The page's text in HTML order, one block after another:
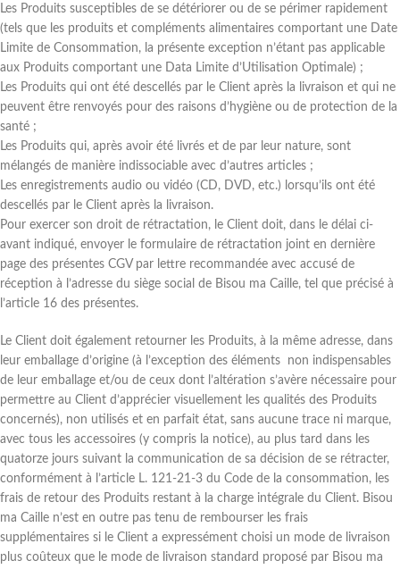
Les Produits susceptibles de se détériorer ou de se périmer rapidement
(tels que les produits et compléments alimentaires comportant une Date
Limite de Consommation, la présente exception n’étant pas applicable
aux Produits comportant une Data Limite d’Utilisation Optimale) ;
Les Produits qui ont été descellés par le Client après la livraison et qui ne
peuvent être renvoyés pour des raisons d’hygiène ou de protection de la
santé ;
Les Produits qui, après avoir été livrés et de par leur nature, sont
mélangés de manière indissociable avec d’autres articles ;
Les enregistrements audio ou vidéo (CD, DVD, etc.) lorsqu’ils ont été
descellés par le Client après la livraison.
Pour exercer son droit de rétractation, le Client doit, dans le délai ci-
avant indiqué, envoyer le formulaire de rétractation joint en dernière
page des présentes CGV par lettre recommandée avec accusé de
réception à l’adresse du siège social de Bisou ma Caille, tel que précisé à
l’article 16 des présentes.
Le Client doit également retourner les Produits, à la même adresse, dans
leur emballage d’origine (à l’exception des éléments non indispensables
de leur emballage et/ou de ceux dont l’altération s’avère nécessaire pour
permettre au Client d’apprécier visuellement les qualités des Produits
concernés), non utilisés et en parfait état, sans aucune trace ni marque,
avec tous les accessoires (y compris la notice), au plus tard dans les
quatorze jours suivant la communication de sa décision de se rétracter,
conformément à l’article L. 121-21-3 du Code de la consommation, les
frais de retour des Produits restant à la charge intégrale du Client. Bisou
ma Caille n’est en outre pas tenu de rembourser les frais
supplémentaires si le Client a expressément choisi un mode de livraison
plus coûteux que le mode de livraison standard proposé par Bisou ma